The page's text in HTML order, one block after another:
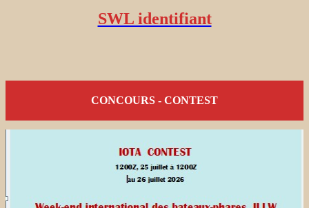
SWL identifiant
CONCOURS - CONTEST